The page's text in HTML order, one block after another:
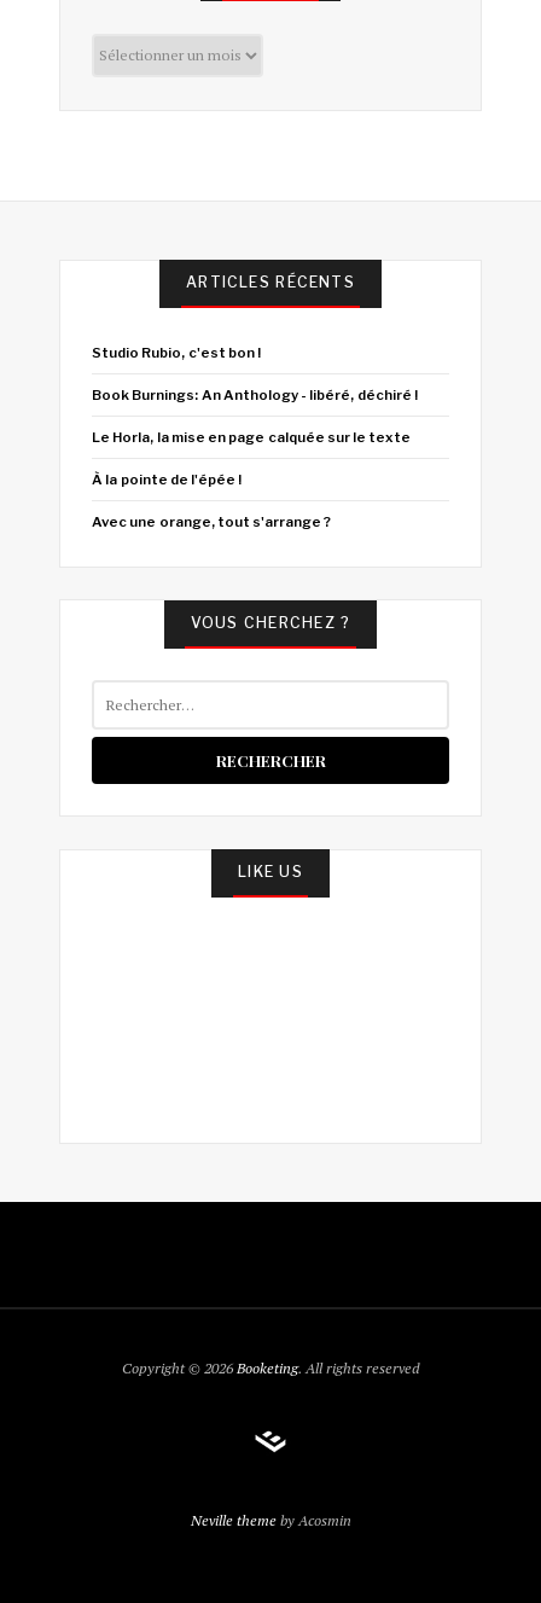
ARTICLES RÉCENTS
Studio Rubio, c'est bon !
Book Burnings: An Anthology - libéré, déchiré !
Le Horla, la mise en page calquée sur le texte
À la pointe de l'épée !
Avec une orange, tout s'arrange ?
VOUS CHERCHEZ ?
LIKE US
Copyright © 2026Booketing. All rights reserved
Neville themeby Acosmin